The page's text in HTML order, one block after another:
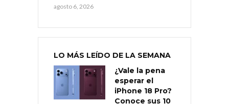
agosto 6, 2026
LO MÁS LEÍDO DE LA SEMANA
¿Vale la pena
esperar el
iPhone 18 Pro?
Conoce sus 10